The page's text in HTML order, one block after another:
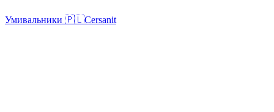
Умивальники 🇵🇱Cersanit